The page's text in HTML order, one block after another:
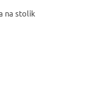
na stolik